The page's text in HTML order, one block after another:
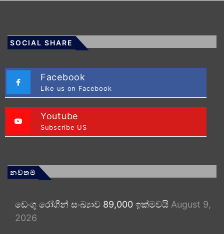
SOCIAL SHARE
Facebook
Like us on Facebook
Youtube
Subscribe US
නවතම
ඩෙංගු රෝගීන් සංඛ්‍යාව 89,000 ඉක්මවයි August 9,
2026